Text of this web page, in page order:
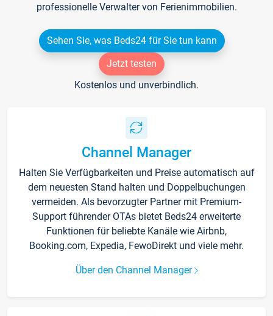
professionelle Verwalter von Ferienimmobilien.
Sehen Sie, was Beds24 für Sie tun kann
Jetzt testen
Kostenlos und unverbindlich.
Channel Manager
Halten Sie Verfügbarkeiten und Preise automatisch auf
dem neuesten Stand halten und Doppelbuchungen
vermeiden. Als bevorzugter Partner mit Premium-
Support führender OTAs bietet Beds24 erweiterte
Funktionen für beliebte Kanäle wie Airbnb,
Booking.com, Expedia, FewoDirekt und viele mehr.
Über den Channel Manager